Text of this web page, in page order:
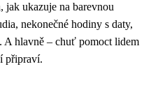
jak ukazuje na barevnou
nekonečné hodiny s daty,
A hlavně – chuť pomoct lidem
připraví.